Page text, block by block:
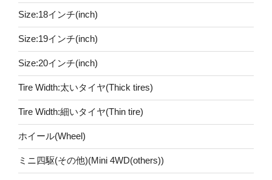
Size:18インチ(inch)
Size:19インチ(inch)
Size:20インチ(inch)
Tire Width:太いタイヤ(Thick tires)
Tire Width:細いタイヤ(Thin tire)
ホイール(Wheel)
ミニ四駆(その他)(Mini 4WD(others))